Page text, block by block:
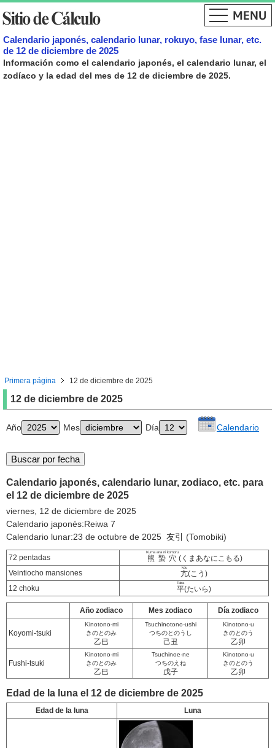
Calendario japonés, calendario lunar, rokuyo, fase lunar, etc.
de 12 de diciembre de 2025
Información como el calendario japonés, el calendario lunar, el
zodíaco y la edad del mes de 12 de diciembre de 2025.
Primera página 12 de diciembre de 2025
12 de diciembre de 2025
Año Mes Día Calendario
Calendario japonés, calendario lunar, zodiaco, etc. para
el 12 de diciembre de 2025
viernes, 12 de diciembre de 2025
Calendario japonés:Reiwa 7
Calendario lunar:23 de octubre de 2025 友引 (Tomobiki)
72 pentadas 熊蟄穴
Kuma ana ni komoru
(くまあなにこもる)
Veintiocho mansiones
亢
kou
(こう)
12 choku
平
Taira
(たいら)
Año zodiaco Mes zodiaco Día zodiaco
Koyomi-tsuki
Kinotono-mi
きのとのみ
乙巳
Tsuchinotono-ushi
つちのとのうし
己丑
Kinotono-u
きのとのう
乙卯
Fushi-tsuki
Kinotono-mi
きのとのみ
乙巳
Tsuchinoe-ne
つちのえね
戊子
Kinotono-u
きのとのう
乙卯
Edad de la luna el 12 de diciembre de 2025
Edad de la luna Luna